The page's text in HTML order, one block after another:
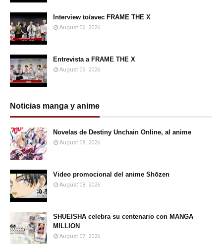
Interview to/avec FRAME THE X
August 06, 2026
Entrevista a FRAME THE X
August 06, 2026
Noticias manga y anime
Novelas de Destiny Unchain Online, al anime
August 08, 2026
Video promocional del anime Shōzen
August 08, 2026
SHUEISHA celebra su centenario con MANGA
MILLION
August 07, 2026